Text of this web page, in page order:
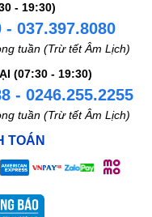
- 19:30)
- 037.397.8080
tuần (Trừ tết Âm Lịch)
(07:30 - 19:30)
- 0246.255.2255
tuần (Trừ tết Âm Lịch)
TOÁN